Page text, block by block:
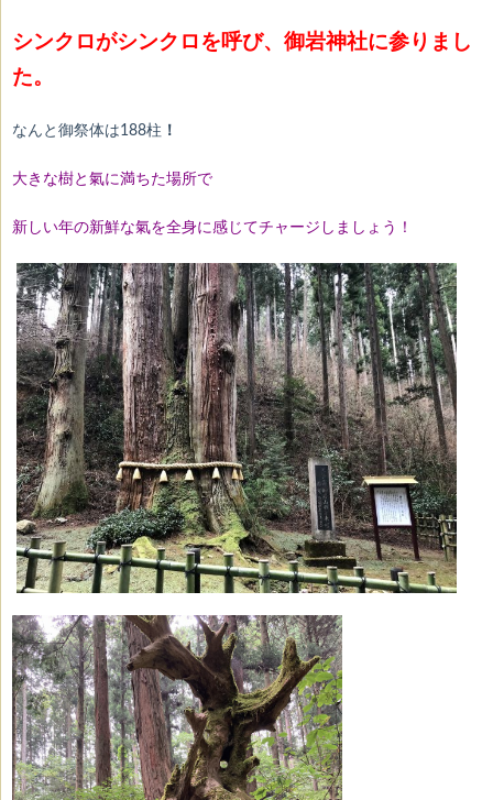
シンクロがシンクロを呼び、御岩神社に参りまし
た。
なんと御祭体は188柱 ！
大きな樹と氣に満ちた場所で
新しい年の新鮮な氣を全身に感じてチャージしましょう！